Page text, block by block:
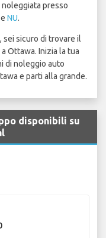
presso
NU.
sicuro di trovare il
Ottawa. Inizia la tua
di noleggio auto
e parti alla grande.
disponibili su